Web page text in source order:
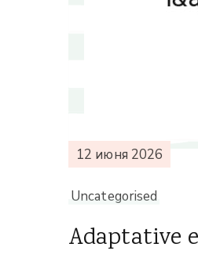
12 июня 2026
Uncategorised
Adaptative